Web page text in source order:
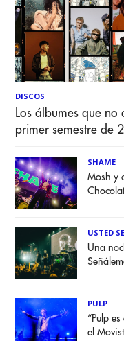
DISCOS
Los álbumes que no
primer semestre de
SHAME
Mosh y
USTED
Una
PULP
“Pulp
el